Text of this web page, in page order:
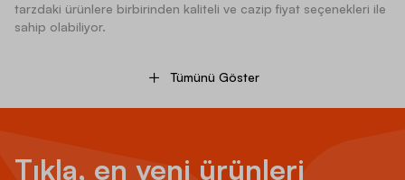
tarzdaki ürünlere birbirinden kaliteli ve cazip fiyat seçenekleri ile
sahip olabiliyor.
modeller bulunuyor. Spor ayakkabılar ister spor yaparken ister
Tümünü Göster
Tıkla, en yeni ürünleri